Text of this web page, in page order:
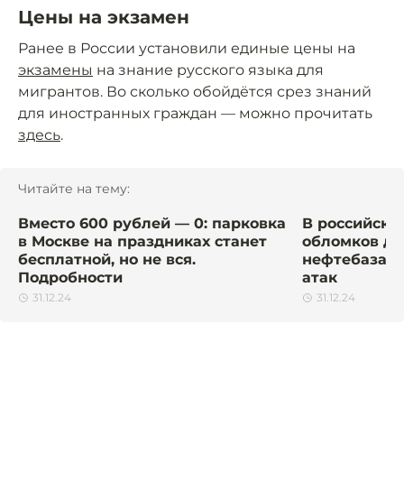
Цены на экзамен
Ранее в России установили единые цены на
экзамены на знание русского языка для
мигрантов. Во сколько обойдётся срез знаний
для иностранных граждан — можно прочитать
здесь.
Читайте на тему:
Вместо 600 рублей — 0: парковка
в Москве на праздниках станет
бесплатной, но не вся.
Подробности
31.12.24
В
обломков
нефтебаза.
атак
31.12.24